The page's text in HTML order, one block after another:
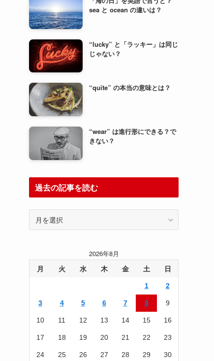
sea と ocean の違いは？
“lucky” と「ラッキー」は同じ
じゃない？
“quite” の本当の意味とは？
“wear” は進行形にできる？で
きない？
過去の記事を読む
事
2026年8月
月 火 水 木 金 土 日
1 2
3 4 5 6 7 8 9
10 11 12 13 14 15 16
17 18 19 20 21 22 23
24 25 26 27 28 29 30